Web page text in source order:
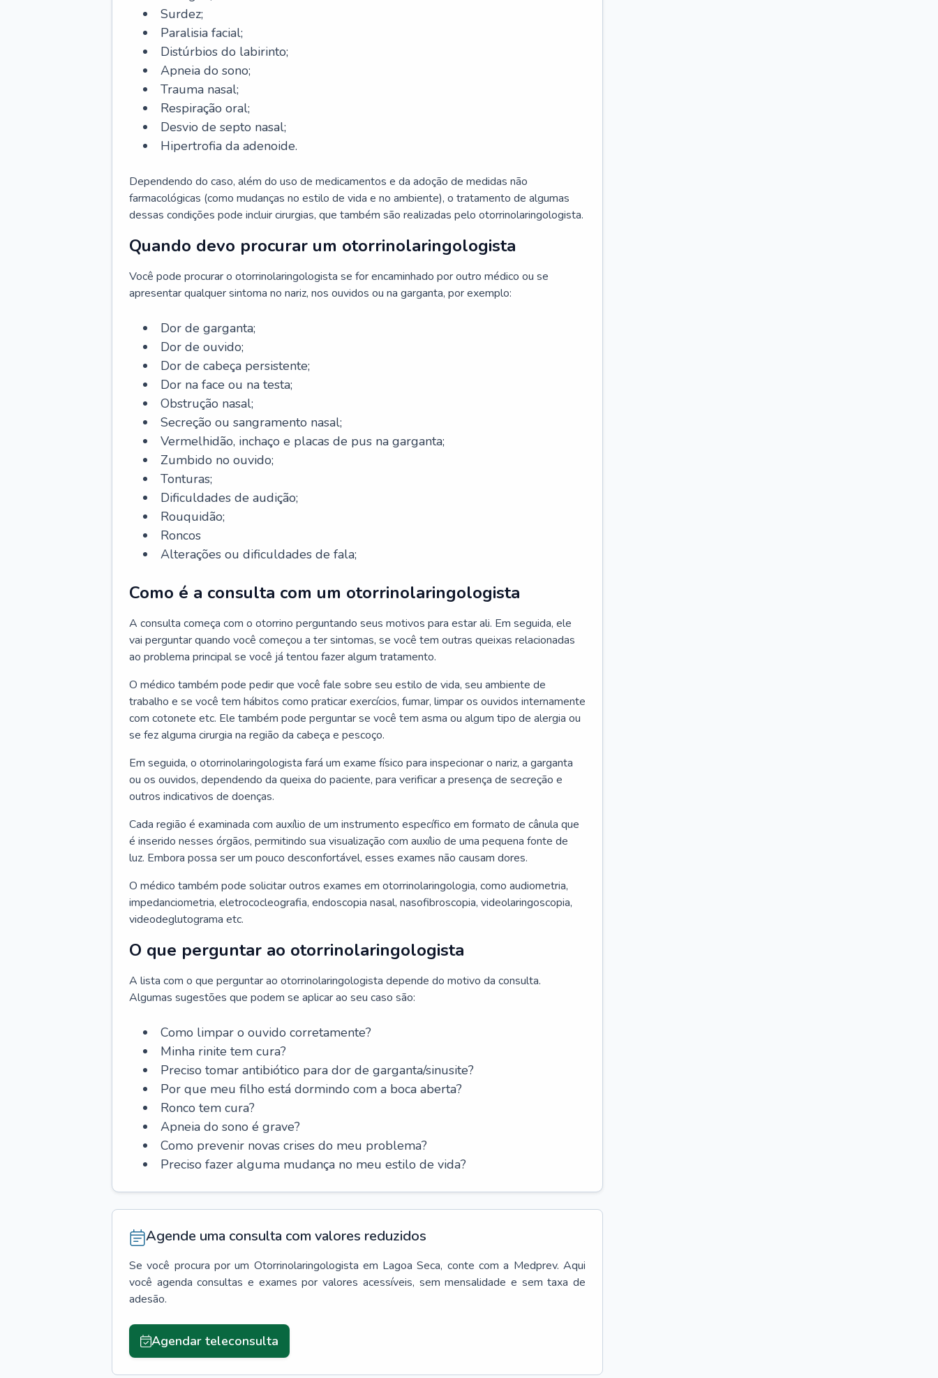
Surdez;
Paralisia facial;
Distúrbios do labirinto;
Apneia do sono;
Trauma nasal;
Respiração oral;
Desvio de septo nasal;
Hipertrofia da adenoide.
Dependendo do caso, além do uso de medicamentos e da adoção de medidas não
farmacológicas (como mudanças no estilo de vida e no ambiente), o tratamento de algumas
dessas condições pode incluir cirurgias, que também são realizadas pelo otorrinolaringologista.
Quando devo procurar um otorrinolaringologista
Você pode procurar o otorrinolaringologista se for encaminhado por outro médico ou se
apresentar qualquer sintoma no nariz, nos ouvidos ou na garganta, por exemplo:
Dor de garganta;
Dor de ouvido;
Dor de cabeça persistente;
Dor na face ou na testa;
Obstrução nasal;
Secreção ou sangramento nasal;
Vermelhidão, inchaço e placas de pus na garganta;
Zumbido no ouvido;
Tonturas;
Dificuldades de audição;
Rouquidão;
Roncos
Alterações ou dificuldades de fala;
Como é a consulta com um otorrinolaringologista
A consulta começa com o otorrino perguntando seus motivos para estar ali. Em seguida, ele
vai perguntar quando você começou a ter sintomas, se você tem outras queixas relacionadas
ao problema principal se você já tentou fazer algum tratamento.
O médico também pode pedir que você fale sobre seu estilo de vida, seu ambiente de
trabalho e se você tem hábitos como praticar exercícios, fumar, limpar os ouvidos internamente
com cotonete etc. Ele também pode perguntar se você tem asma ou algum tipo de alergia ou
se fez alguma cirurgia na região da cabeça e pescoço.
Em seguida, o otorrinolaringologista fará um exame físico para inspecionar o nariz, a garganta
ou os ouvidos, dependendo da queixa do paciente, para verificar a presença de secreção e
outros indicativos de doenças.
Cada região é examinada com auxílio de um instrumento específico em formato de cânula que
é inserido nesses órgãos, permitindo sua visualização com auxílio de uma pequena fonte de
luz. Embora possa ser um pouco desconfortável, esses exames não causam dores.
O médico também pode solicitar outros exames em otorrinolaringologia, como audiometria,
impedanciometria, eletrococleografia, endoscopia nasal, nasofibroscopia, videolaringoscopia,
videodeglutograma etc.
O que perguntar ao otorrinolaringologista
A lista com o que perguntar ao otorrinolaringologista depende do motivo da consulta.
Algumas sugestões que podem se aplicar ao seu caso são:
Como limpar o ouvido corretamente?
Minha rinite tem cura?
Preciso tomar antibiótico para dor de garganta/sinusite?
Por que meu filho está dormindo com a boca aberta?
Ronco tem cura?
Apneia do sono é grave?
Como prevenir novas crises do meu problema?
Preciso fazer alguma mudança no meu estilo de vida?
Agende uma consulta com valores reduzidos
Se você procura por um Otorrinolaringologista em Lagoa Seca, conte com a Medprev. Aqui
você agenda consultas e exames por valores acessíveis, sem mensalidade e sem taxa de
adesão.
Agendar teleconsulta